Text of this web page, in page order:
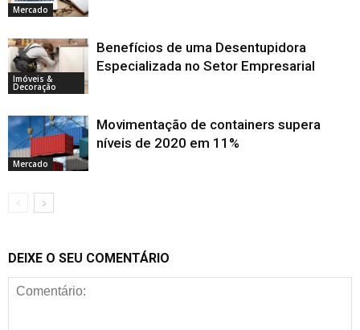
Mercado
Imóveis &
Decoração
Benefícios de uma Desentupidora
Especializada no Setor Empresarial
Mercado
Movimentação de containers supera
níveis de 2020 em 11%
DEIXE O SEU COMENTÁRIO